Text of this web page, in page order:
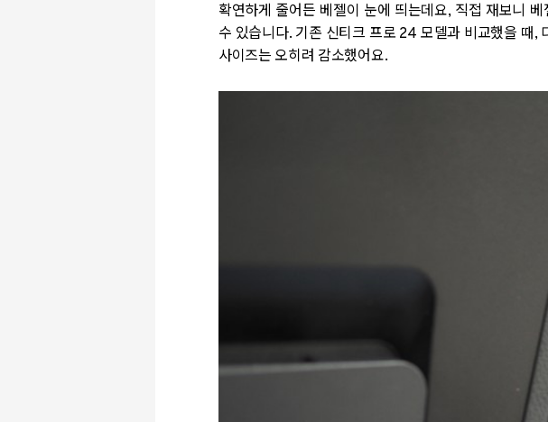
확연하게 줄어든 베젤이 눈에 띄는데요, 직접 재보니
수 있습니다. 기존 신티크 프로 24 모델과 비교했을 때,
사이즈는 오히려 감소했어요.